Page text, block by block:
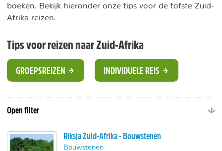
boeken. Bekijk hieronder onze tips voor de tofste Zuid-
Afrika reizen.
Tips voor reizen naar Zuid-Afrika
GROEPSREIZEN INDIVIDUELE REIS
Open filter
Riksja Zuid-Afrika - Bouwstenen
Bouwstenen